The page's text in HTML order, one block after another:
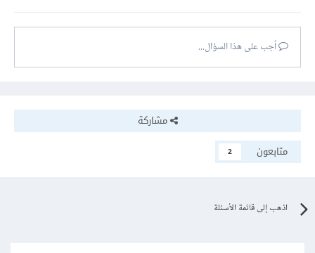
أجب على هذا السؤال...
مشاركة
متابعون
2
اذهب إلى قائمة الأسئلة